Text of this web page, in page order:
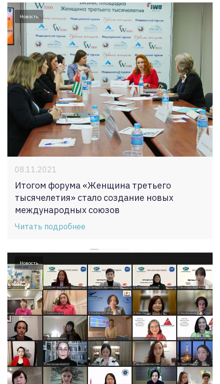
Новость
08.11.2021
Итогом форума «Женщина третьего
тысячелетия» стало создание новых
международных союзов
Читать подробнее
Новость